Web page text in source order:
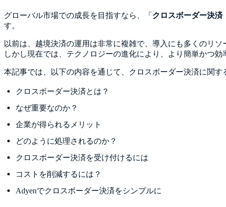
グローバル市場での成長を目指すなら、「 クロスボーダー決済
す。
以前は、越境決済の運用は非常に複雑で、導入にも多くのリソ
しかし現在では、テクノロジーの進化により、より簡単かつ
本記事では、以下の内容を通じて、クロスボーダー決済に関
クロスボーダー決済とは？
なぜ重要なのか？
企業が得られるメリット
どのように処理されるのか？
クロスボーダー決済を受け付けるには
コストを削減するには？
Adyenでクロスボーダー決済をシンプルに